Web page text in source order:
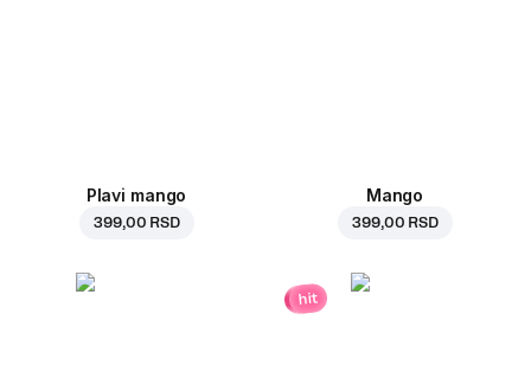
Plavi mango
399,00 RSD
Mango
399,00 RSD
hit